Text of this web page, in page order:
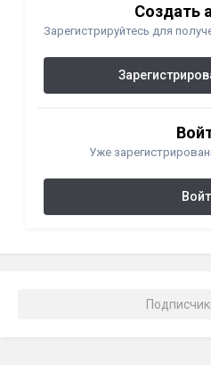
Создать
Зарегистрируйтесь для
Уже